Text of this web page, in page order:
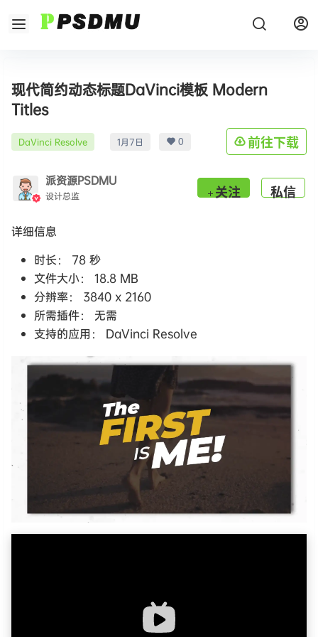
现代简约动态标题DaVinci模板 Modern
Titles
DaVinci Resolve 1月7日 0 前往下载
派资源PSDMU
设计总监 关注 私信
详细信息
时长： 78 秒
文件大小： 18.8 MB
分辨率： 3840 x 2160
所需插件： 无需
支持的应用： DaVinci Resolve